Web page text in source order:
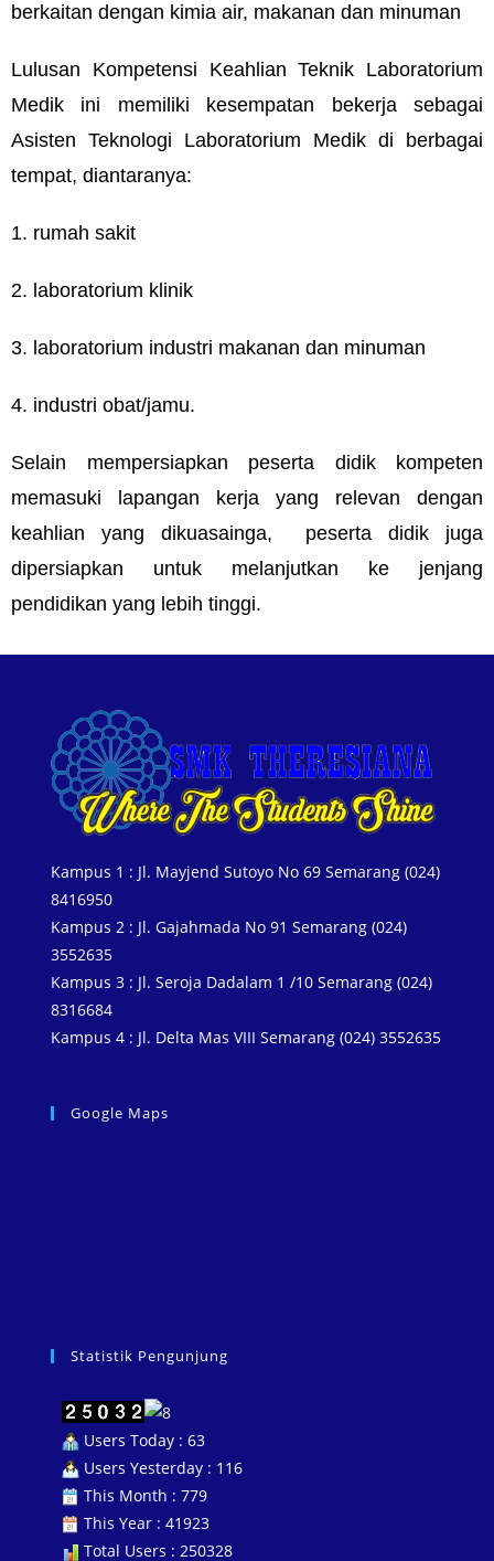
berkaitan dengan kimia air, makanan dan minuman
Lulusan Kompetensi Keahlian Teknik Laboratorium
Medik ini memiliki kesempatan bekerja sebagai
Asisten Teknologi Laboratorium Medik di berbagai
tempat, diantaranya:
1. rumah sakit
2. laboratorium klinik
3. laboratorium industri makanan dan minuman
4. industri obat/jamu.
Selain mempersiapkan peserta didik kompeten
memasuki lapangan kerja yang relevan dengan
keahlian yang dikuasainga, peserta didik juga
dipersiapkan untuk melanjutkan ke jenjang
pendidikan yang lebih tinggi.
Kampus 1 : Jl. Mayjend Sutoyo No 69 Semarang (024)
8416950
Kampus 2 : Jl. Gajahmada No 91 Semarang (024)
3552635
Kampus 3 : Jl. Seroja Dadalam 1 /10 Semarang (024)
8316684
Kampus 4 : Jl. Delta Mas VIII Semarang (024) 3552635
Google Maps
Statistik Pengunjung
Users Today : 63
Users Yesterday : 116
This Month : 779
This Year : 41923
Total Users : 250328